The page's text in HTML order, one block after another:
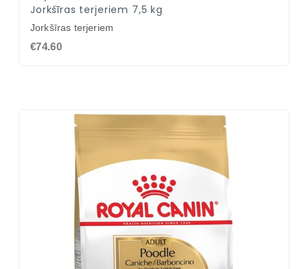
Jorkšīras terjeriem 7,5 kg
Jorkšīras terjeriem
€74.60